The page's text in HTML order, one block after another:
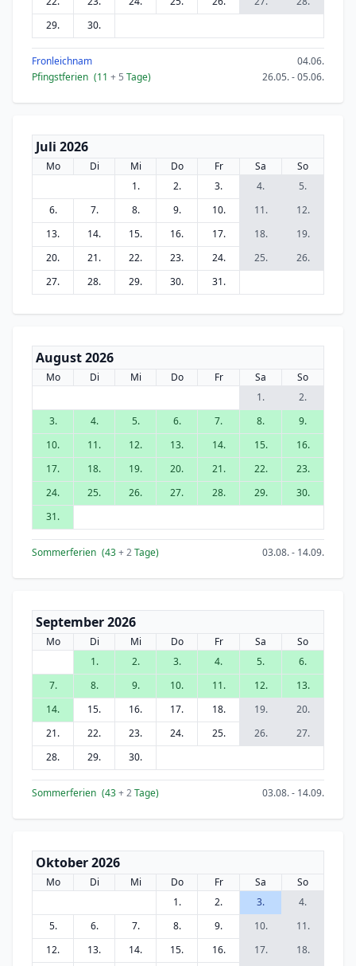
29.
30.
Fronleichnam
04.06.
Pfingstferien (11 + 5 Tage) 26.05. - 05.06.
Juli 2026
Mo Di Mi Do Fr Sa
So
1.
2. 3. 4.
5.
6.
7. 8. 9. 10. 11.
12.
13.
14. 15. 16. 17. 18.
19.
20.
21. 22. 23. 24. 25.
26.
27.
28. 29. 30. 31.
August 2026
Mo Di Mi Do Fr Sa
So
1.
2.
3.
4. 5. 6. 7. 8.
9.
10.
11. 12. 13. 14. 15.
16.
17.
18. 19. 20. 21. 22.
23.
24.
25. 26. 27. 28. 29.
30.
31.
Sommerferien (43+ 2Tage) 03.08. - 14.09.
September 2026
Mo Di Mi Do Fr Sa
So
1.
2. 3. 4. 5.
6.
7.
8. 9. 10. 11. 12.
13.
14.
15. 16. 17. 18. 19.
20.
21.
22. 23. 24. 25. 26.
27.
28.
29. 30.
Sommerferien (43+ 2Tage) 03.08. - 14.09.
Oktober 2026
Mo Di Mi Do Fr Sa
So
1.
2. 3.
4.
5.
6. 7. 8. 9. 10.
11.
12.
13. 14. 15. 16. 17.
18.